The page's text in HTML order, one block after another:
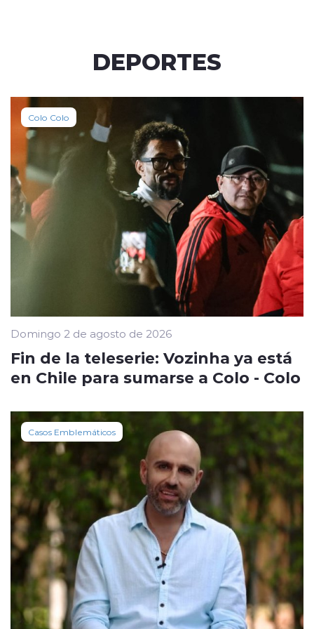
DEPORTES
Colo Colo
Domingo 2 de agosto de 2026
Fin de la teleserie: Vozinha ya está
en Chile para sumarse a Colo - Colo
Casos Emblemáticos